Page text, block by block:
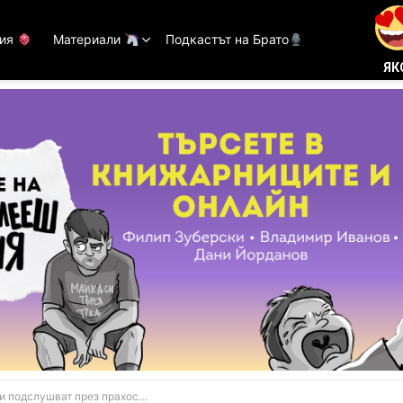
Материали Подкастът на Брато
през прахосмукачки-роботи